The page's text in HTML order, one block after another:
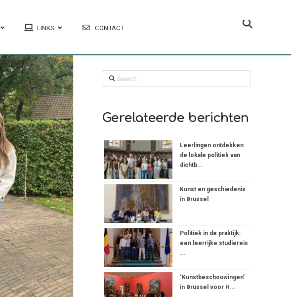
LINKS CONTACT
Search
Gerelateerde berichten
Leerlingen ontdekken
de lokale politiek van
dichtb...
Kunst en geschiedenis
in Brussel
Politiek in de praktijk:
een leerrijke studiereis
...
‘Kunstbeschouwingen’
in Brussel voor H...